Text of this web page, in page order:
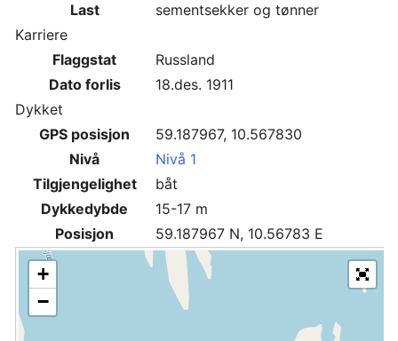
Last
sementsekker og tønner
Karriere
Flaggstat
Russland
Dato forlis
18.des. 1911
Dykket
GPS posisjon
59.187967, 10.567830
Nivå
Nivå 1
Tilgjengelighet
båt
Dykkedybde
15-17 m
Posisjon
59.187967 N, 10.56783 E
+
−